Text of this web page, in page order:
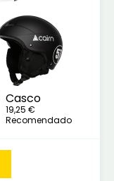
Casco
19,25 €
Recomendado